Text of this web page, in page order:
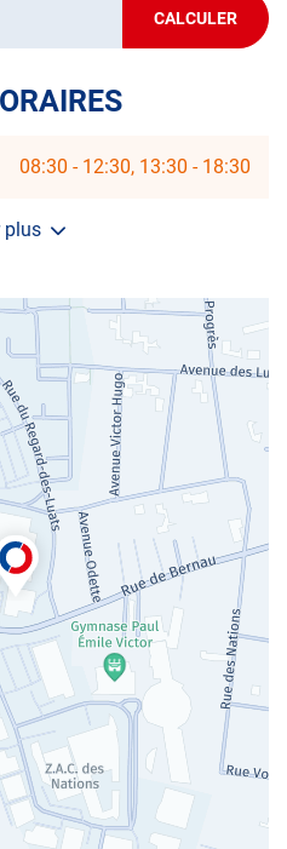
CALCULER
JUSQU'AU
POINT
MARNE
08:30 - 12:30 13:30 - 18:30
plus